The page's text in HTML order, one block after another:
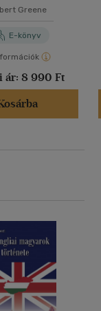
Greene
E-könyv
ár: 8 990 Ft